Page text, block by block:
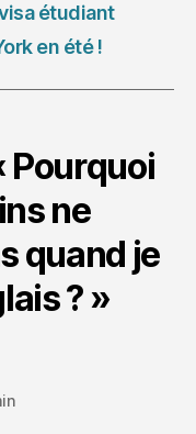
étudiant
en été !
Pourquoi
ne
quand je
? »